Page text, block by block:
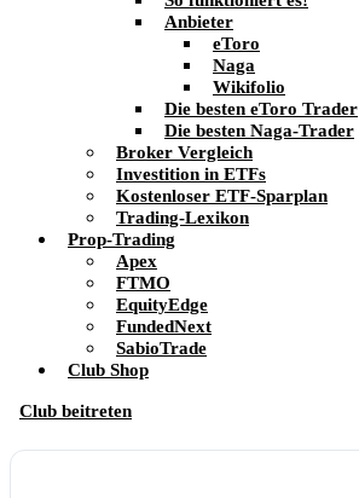
Anbieter
eToro
Naga
Wikifolio
Die besten eToro Trader
Die besten Naga-Trader
Broker Vergleich
Investition in ETFs
Kostenloser ETF-Sparplan
Trading-Lexikon
Prop-Trading
Apex
FTMO
EquityEdge
FundedNext
SabioTrade
Club Shop
Club beitreten